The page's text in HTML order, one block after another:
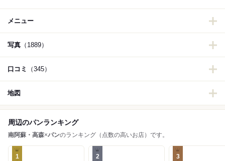
メニュー
写真 （1889）
口コミ （345）
地図
周辺のパンランキング
南阿蘇・高森×パンのランキング（点数の高いお店）です。
1 2 3